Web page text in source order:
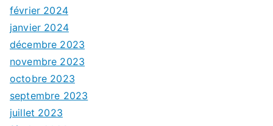
février 2024
janvier 2024
décembre 2023
novembre 2023
octobre 2023
septembre 2023
juillet 2023